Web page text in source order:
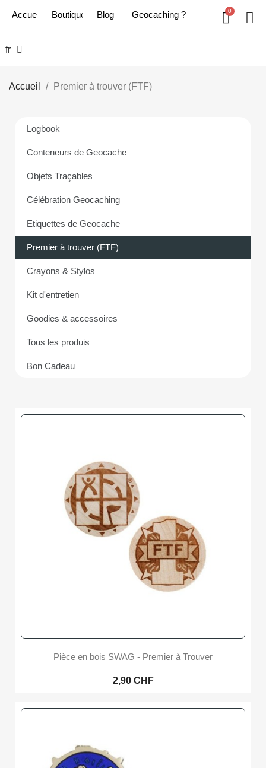
Accueil Boutique Blog Geoc​aching ?
fr
Accueil Premier à trouver (FTF)
Logbook
Conteneurs de Geocache
Objets Traçables
Célébration Geocaching
Etiquettes de Geocache
Premier à trouver (FTF)
Crayons & Stylos
Kit d'entretien
Goodies & accessoires
Tous les produis
Bon Cadeau
Pièce en bois SWAG - Premier à Trouver
2,90 CHF